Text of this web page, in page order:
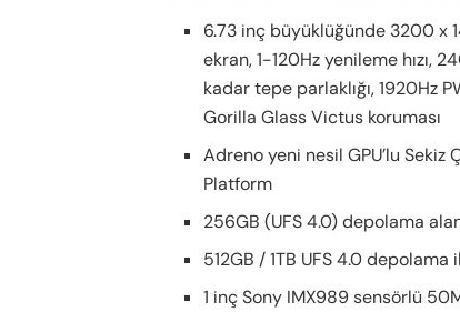
6.73 inç büyüklüğünde 3200 x
ekran, 1-120Hz yenileme hızı,
kadar tepe parlaklığı, 1920Hz
Gorilla Glass Victus koruması
Adreno yeni nesil GPU’lu
Platform
256GB (UFS 4.0) depolama
512GB / 1TB UFS 4.0 depolama
1 inç Sony IMX989 sensörlü